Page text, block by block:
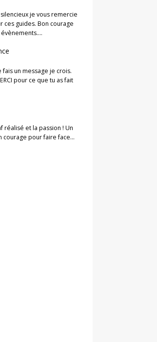
je vous remercie
ces guides. Bon courage
un message je crois.
pour ce que tu as fait
réalisé et la passion ! Un
courage pour faire face…